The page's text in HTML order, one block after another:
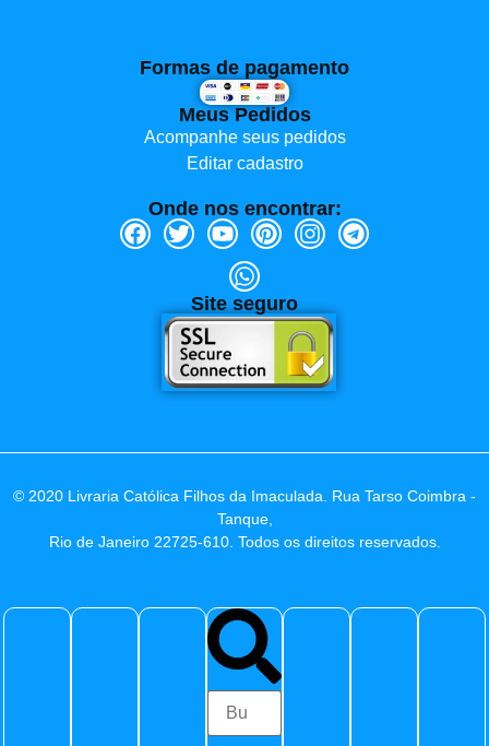
Formas de pagamento
Meus Pedidos
Acompanhe seus pedidos
Editar cadastro
Onde nos encontrar:
Site seguro
© 2020 Livraria Católica Filhos da Imaculada. Rua Tarso Coimbra -
Tanque,
Rio de Janeiro 22725-610. Todos os direitos reservados.